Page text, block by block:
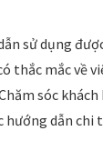
sử dụng
thắc mắc về
sóc khách
hướng dẫn chi